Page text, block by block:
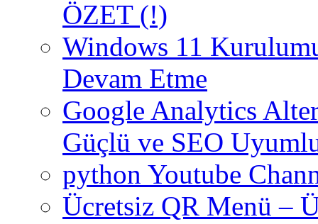
ÖZET (!)
Windows 11
Devam Etme
Google Analytics
Güçlü ve SEO
python Youtube
Ücretsiz QR Menü –